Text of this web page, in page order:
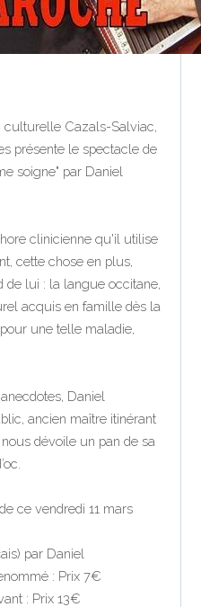
culturelle Cazals-Salviac,
présente le spectacle de
soigne" par Daniel
clinicienne qu'il utilise
cette chose en plus,
lui : la langue occitane,
acquis en famille dès la
une telle maladie,
Daniel
ancien maître itinérant
dévoile un pan de sa
ce vendredi 11 mars
par Daniel
: Prix 7€
: Prix 13€